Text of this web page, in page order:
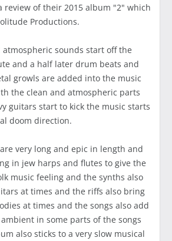
review of their 2015 album "2" which
Productions.
atmospheric sounds start off the
and a half later drum beats and
growls are added into the music
the clean and atmospheric parts
guitars start to kick the music starts
doom direction.
very long and epic in length and
in jew harps and flutes to give the
music feeling and the synths also
at times and the riffs also bring
at times and the songs also add
in some parts of the songs
also sticks to a very slow musical